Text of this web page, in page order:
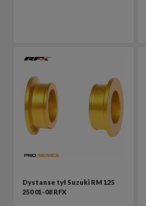
Dystanse tył Suzuki RM 125
250 01-08 RFX